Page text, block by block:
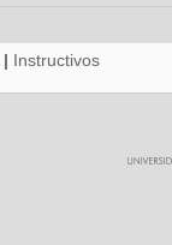
| Instructivos